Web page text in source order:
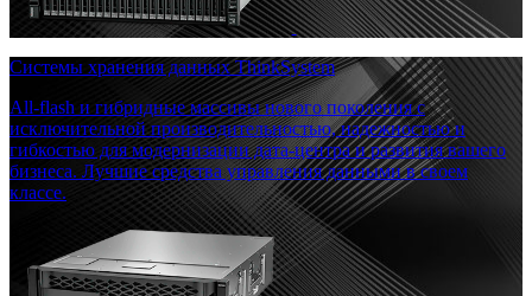
Системы хранения данных ThinkSystem
All-flash и гибридные массивы нового поколения с
исключительной производительностью, надежностью и
гибкостью для модернизации дата-центра и развития вашего
бизнеса. Лучшие средства управления данными в своем
классе.